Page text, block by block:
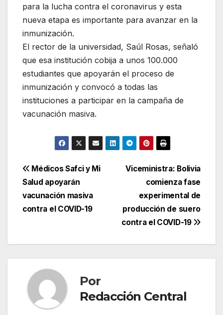
para la lucha contra el coronavirus y esta
nueva etapa es importante para avanzar en la
inmunización.
El rector de la universidad, Saúl Rosas, señaló
que esa institución cobija a unos 100.000
estudiantes que apoyarán el proceso de
inmunización y convocó a todas las
instituciones a participar en la campaña de
vacunación masiva.
Navegación
de
entradas
Viceministra: Bolivia
comienza fase
experimental de
producción de suero
contra el COVID-19
Médicos Safci y Mi
Salud apoyarán
vacunación masiva
contra el COVID-19
Por
Redacción Central